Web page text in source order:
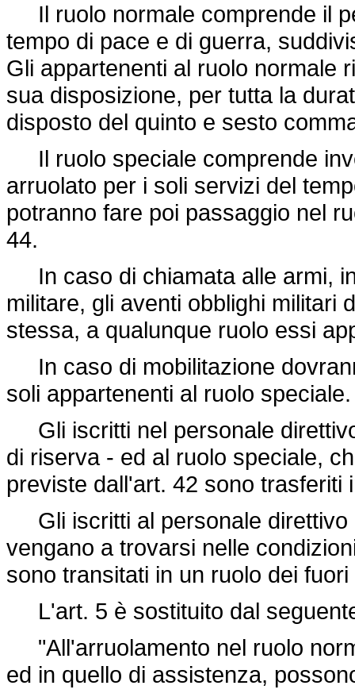
Il ruolo normale comprende il
tempo di pace e di guerra,
Gli appartenenti al ruolo normale
sua disposizione, per tutta la
disposto del quinto e sesto
Il ruolo speciale comprende
arruolato per i soli servizi del
potranno fare poi passaggio nel
44.
In caso di chiamata alle armi,
militare, gli aventi obblighi militari
stessa, a qualunque ruolo essi
In caso di mobilitazione
soli appartenenti al ruolo speciale.
Gli iscritti nel personale
di riserva - ed al ruolo speciale,
previste dall'art. 42 sono trasferiti
Gli iscritti al personale direttivo
vengano a trovarsi nelle
sono transitati in un ruolo dei fuori
L'art. 5 è sostituito dal
"All'arruolamento nel ruolo
ed in quello di assistenza,